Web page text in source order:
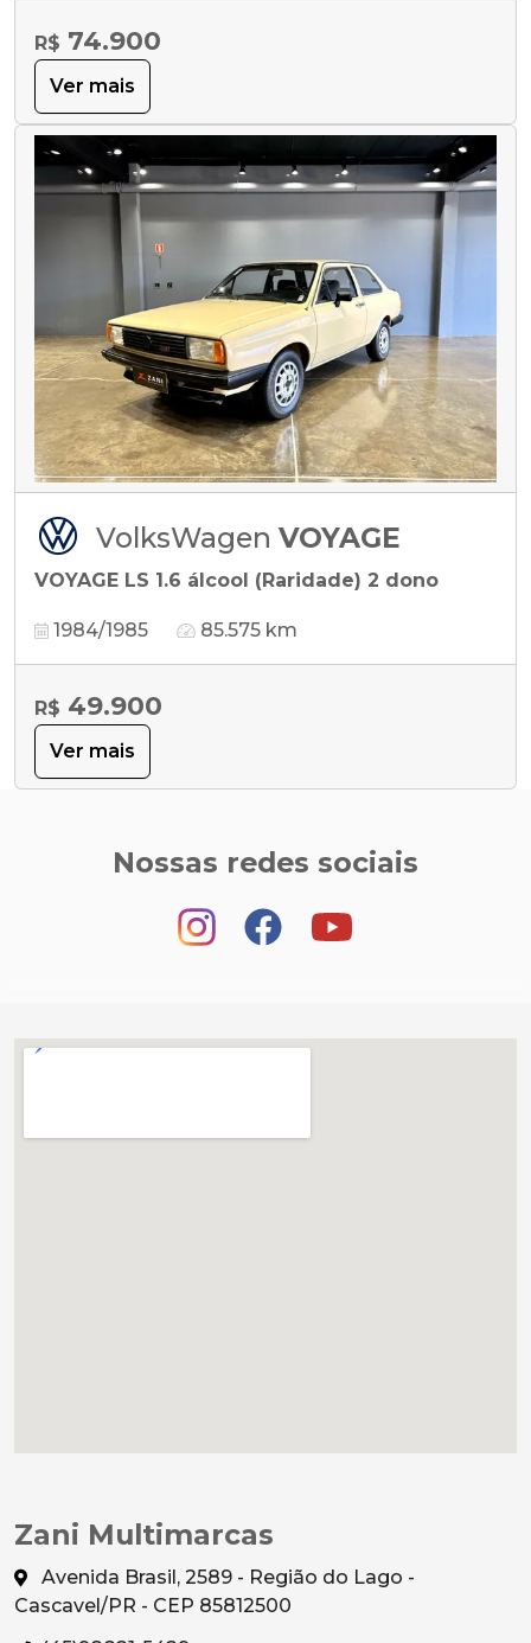
R$ 74.900
Ver mais
VolksWagen VOYAGE
VOYAGE LS 1.6 álcool (Raridade) 2 dono
1984/1985 85.575 km
R$ 49.900
Ver mais
Nossas redes sociais
Zani Multimarcas
Avenida Brasil, 2589 - Região do Lago -
Cascavel/PR - CEP 85812500